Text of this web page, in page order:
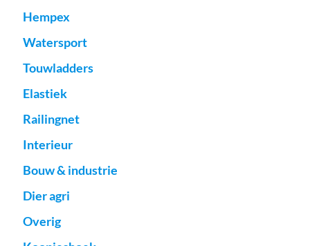
Hempex
Watersport
Touwladders
Elastiek
Railingnet
Interieur
Bouw & industrie
Dier agri
Overig